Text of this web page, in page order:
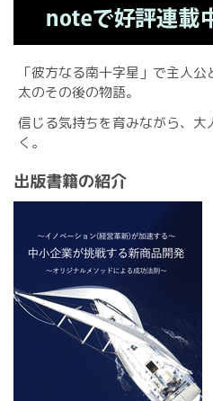
「彼方なる南十字星」で主人
太のその後の物語。
信じる気持ちを育みながら、
く。
出版書籍の紹介